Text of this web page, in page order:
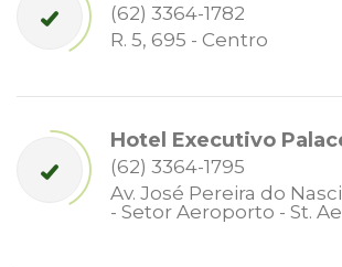
(62) 3364-1782
R. 5, 695 - Centro
Hotel Executivo
(62) 3364-1795
Av. José Pereira do
- Setor Aeroporto - St.